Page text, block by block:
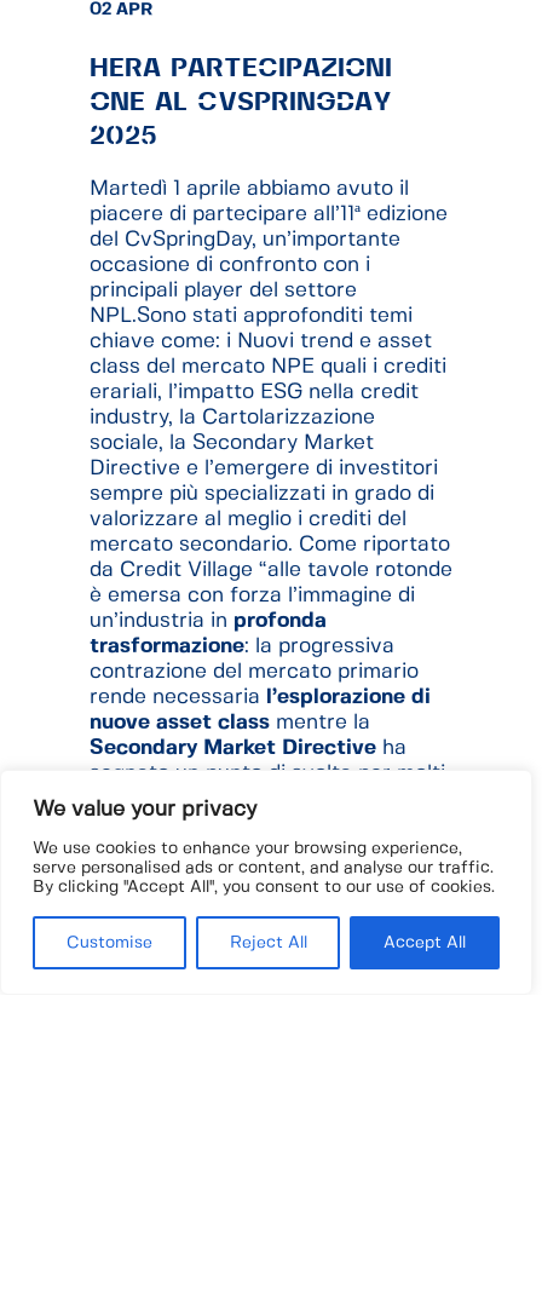
We value your privacy
We use cookies to enhance your browsing experience,
serve personalised ads or content, and analyse our traffic.
By clicking "Accept All", you consent to our use of cookies.
Customise Reject All Accept All
02 APR
HÉRA PARTECIPAZIONI
ONE AL CVSPRINGDAY
2025
Martedì 1 aprile abbiamo avuto il
piacere di partecipare all’11ª edizione
del CvSpringDay, un’importante
occasione di confronto con i
principali player del settore
NPL.Sono stati approfonditi temi
chiave come: i Nuovi trend e asset
class del mercato NPE quali i crediti
erariali, l’impatto ESG nella credit
industry, la Cartolarizzazione
sociale, la Secondary Market
Directive e l’emergere di investitori
sempre più specializzati in grado di
valorizzare al meglio i crediti del
mercato secondario. Come riportato
da Credit Village “alle tavole rotonde
è emersa con forza l’immagine di
un’industria in profonda
trasformazione: la progressiva
contrazione del mercato primario
rende necessaria
l’esplorazione di
nuove asset class mentre la
Secondary Market Directive ha
segnato un punto di svolta per molti
player, imponendo nuove regole e
sfide”.
Un evento stimolante, ricco di spunti
e insight preziosi per il futuro del
settore. Un grazie a tutti i
costruttivo!